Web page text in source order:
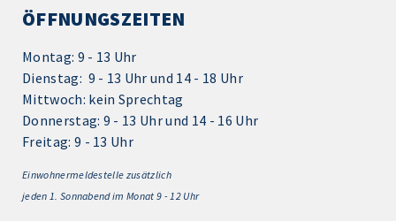
ÖFFNUNGSZEITEN
Montag: 9 - 13 Uhr
Dienstag: 9 - 13 Uhr und 14 - 18 Uhr
Mittwoch: kein Sprechtag
Donnerstag: 9 - 13 Uhr und 14 - 16 Uhr
Freitag: 9 - 13 Uhr
Einwohnermeldestelle zusätzlich
jeden 1. Sonnabend im Monat 9 - 12 Uhr